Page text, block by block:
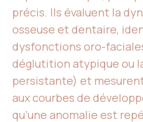
précis. Ils évaluent la
osseuse et dentaire,
dysfonctions oro-
déglutition atypique ou
persistante) et
aux courbes de
qu’une anomalie est